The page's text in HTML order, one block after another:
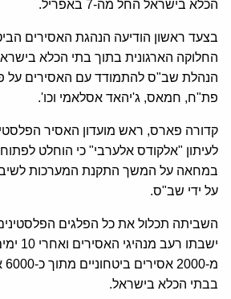
הכלא בישראל החל מה-7 באפריל.
בצעד ראשון הודיעה הנהגת האסירים
החלוקה הארגונית בתוך בתי הכלא
הנהלת שב"ס להתמודד עם האסירים על
פת"ח, חמאס, ג'יהאד אסלאמי וכו'.
לעיתון "אלקודס אלערבי" כי הוחלט
במחאה על המשך התקנת המערכות
על ידי שב"ס.
השביתה תכלול את כל הפלגים
ישבתו
בבתי הכלא בישראל.